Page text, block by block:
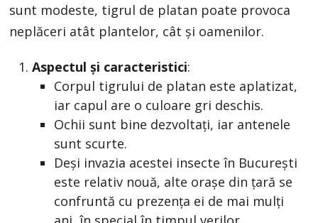
sunt modeste, tigrul de platan poate provoca
neplăceri atât plantelor, cât și oamenilor.
Aspectul și caracteristici:
Corpul tigrului de platan este aplatizat,
iar capul are o culoare gri deschis.
Ochii sunt bine dezvoltați, iar antenele
sunt scurte.
Deși invazia acestei insecte în București
este relativ nouă, alte orașe din țară se
confruntă cu prezența ei de mai mulți